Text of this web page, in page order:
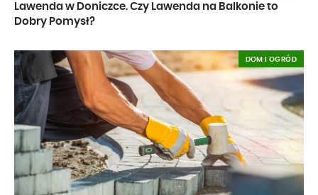
Lawenda w Doniczce. Czy Lawenda na Balkonie to
Dobry Pomysł?
DOM I OGRÓD